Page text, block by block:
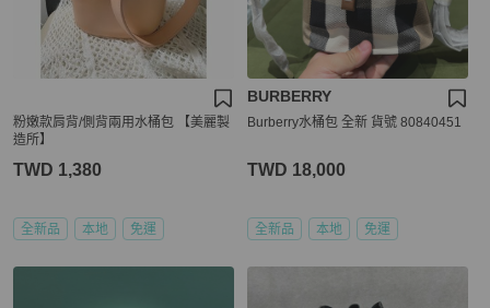
粉嫩款肩背/側背兩用水桶包 【美麗製
造所】
TWD 1,380
全新品 本地 免運
BURBERRY
Burberry水桶包 全新 貨號 80840451
TWD 18,000
全新品 本地 免運